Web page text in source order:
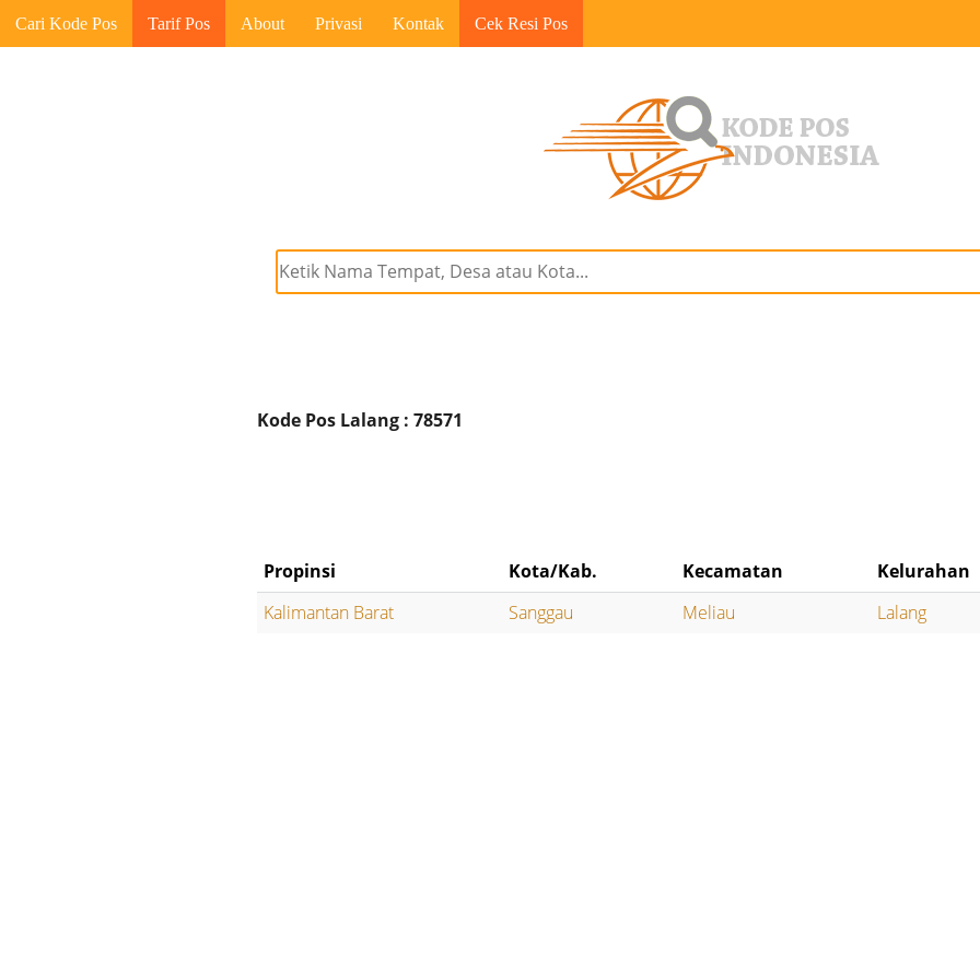
Cari Kode Pos Tarif Pos About Privasi Kontak Cek Resi Pos
Kode Pos Lalang : 78571
Propinsi Kota/Kab. Kecamatan
Kelurahan
Kalimantan Barat
Sanggau Meliau Lalang